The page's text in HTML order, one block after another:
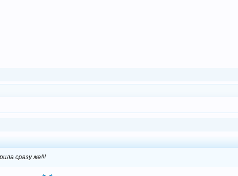
сразу же!!!